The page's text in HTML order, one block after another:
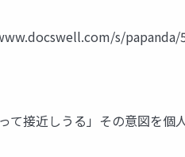
s/
接近しうる」その意図を個